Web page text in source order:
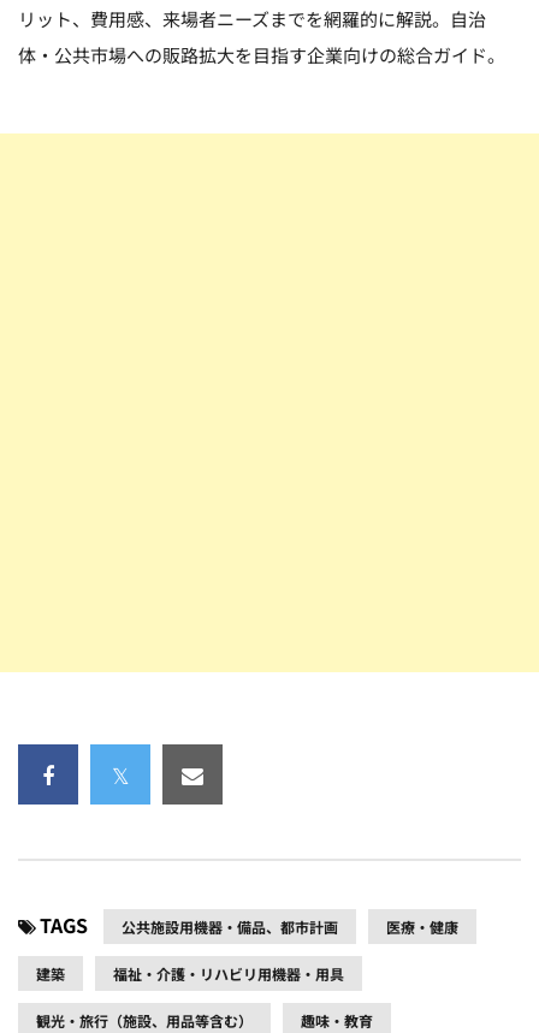
リット、費用感、来場者ニーズまでを網羅的に解説。自治
体・公共市場への販路拡大を目指す企業向けの総合ガイド。
TAGS 公共施設用機器・備品、都市計画 医療・健康
建築 福祉・介護・リハビリ用機器・用具
観光・旅行（施設、用品等含む） 趣味・教育